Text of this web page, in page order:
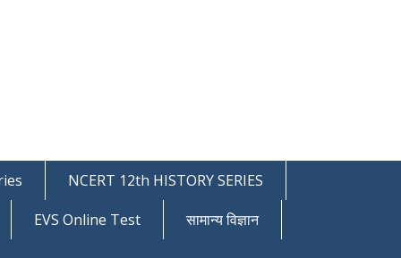
NCERT 12th HISTORY SERIES
EVS Online Test
सामान्य विज्ञान